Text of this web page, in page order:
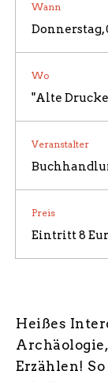
ÜBER UNS /
Wann
Donnerstag,
Wo
"Alte
Veranstalter
Preis
Eintritt 8
Heißes
Erzählen!